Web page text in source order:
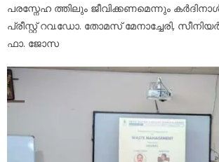
പരസ്നേഹ ത്തിലും ജീവിക്കണമെന്നും
പ്രീസ്റ്റ് റവ.ഡോ. തോമസ് മേനാച്ചേരി,
ഫാ. ജോസ